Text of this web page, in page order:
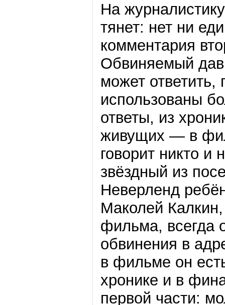
На
тянет: нет ни
комментария
Обвиняемый
может ответить,
использованы
ответы, из
живущих — в
говорит никто и
звёздный из
Неверленд
Маколей Калкин,
фильма, всегда
обвинения в
в фильме он
хронике и в
первой части: